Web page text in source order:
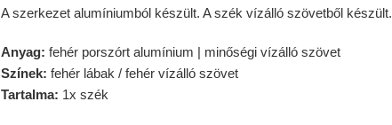
A szerkezet alumíniumból készült. A szék vízálló szövetből készült.
Anyag: fehér porszórt alumínium | minőségi vízálló szövet
Színek: fehér lábak / fehér vízálló szövet
Tartalma: 1x szék